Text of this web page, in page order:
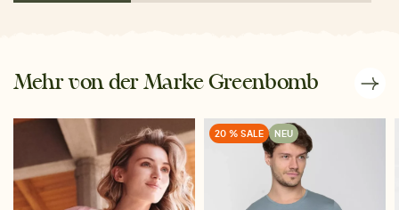
Mehr von der Marke Greenbomb
20 % SALE NEU